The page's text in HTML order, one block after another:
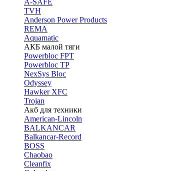
A-SAFE
TVH
Anderson Power Products
REMA
Aquamatic
АКБ малой тяги
Powerbloc FPT
Powerbloc TP
NexSys Bloc
Odyssey
Hawker XFC
Trojan
Акб для техники
American-Lincoln
BALKANCAR
Balkancar-Record
BOSS
Chaobao
Cleanfix